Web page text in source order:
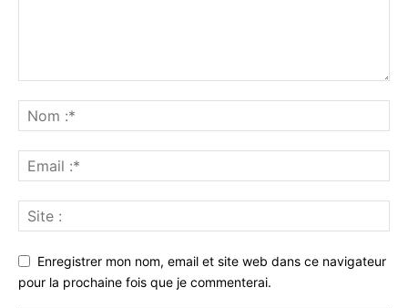
Enregistrer mon nom, email et site web dans ce navigateur
pour la prochaine fois que je commenterai.